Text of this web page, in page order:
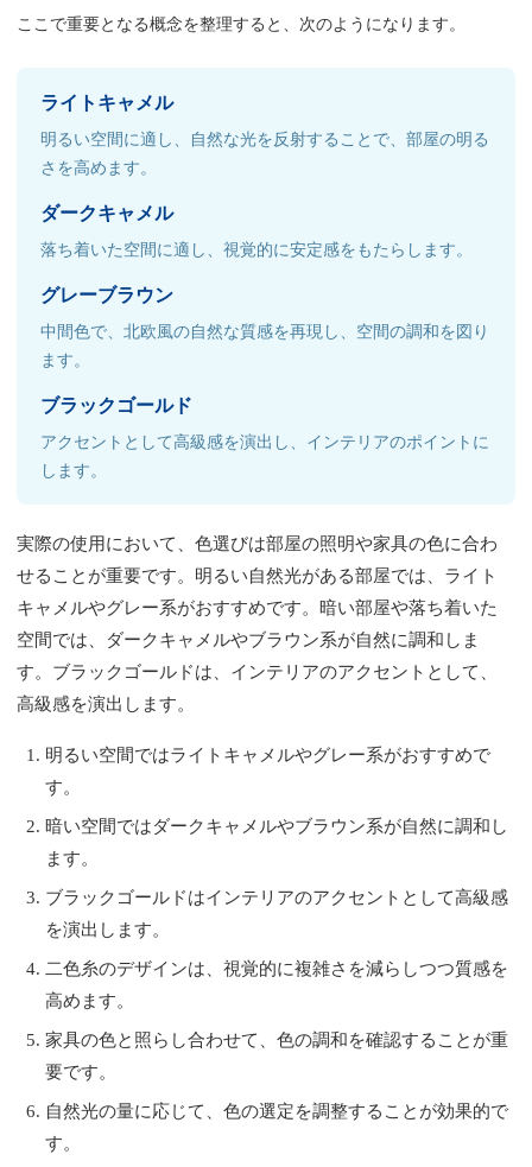
ここで重要となる概念を整理すると、次のようになります。
ライトキャメル
明るい空間に適し、自然な光を反射することで、部屋の明る
さを高めます。
ダークキャメル
落ち着いた空間に適し、視覚的に安定感をもたらします。
グレーブラウン
中間色で、北欧風の自然な質感を再現し、空間の調和を図り
ます。
ブラックゴールド
アクセントとして高級感を演出し、インテリアのポイントに
します。
実際の使用において、色選びは部屋の照明や家具の色に合わ
せることが重要です。明るい自然光がある部屋では、ライト
キャメルやグレー系がおすすめです。暗い部屋や落ち着いた
空間では、ダークキャメルやブラウン系が自然に調和しま
す。ブラックゴールドは、インテリアのアクセントとして、
高級感を演出します。
明るい空間ではライトキャメルやグレー系がおすすめで
す。
暗い空間ではダークキャメルやブラウン系が自然に調和し
ます。
ブラックゴールドはインテリアのアクセントとして高級感
を演出します。
二色糸のデザインは、視覚的に複雑さを減らしつつ質感を
高めます。
家具の色と照らし合わせて、色の調和を確認することが重
要です。
自然光の量に応じて、色の選定を調整することが効果的で
す。